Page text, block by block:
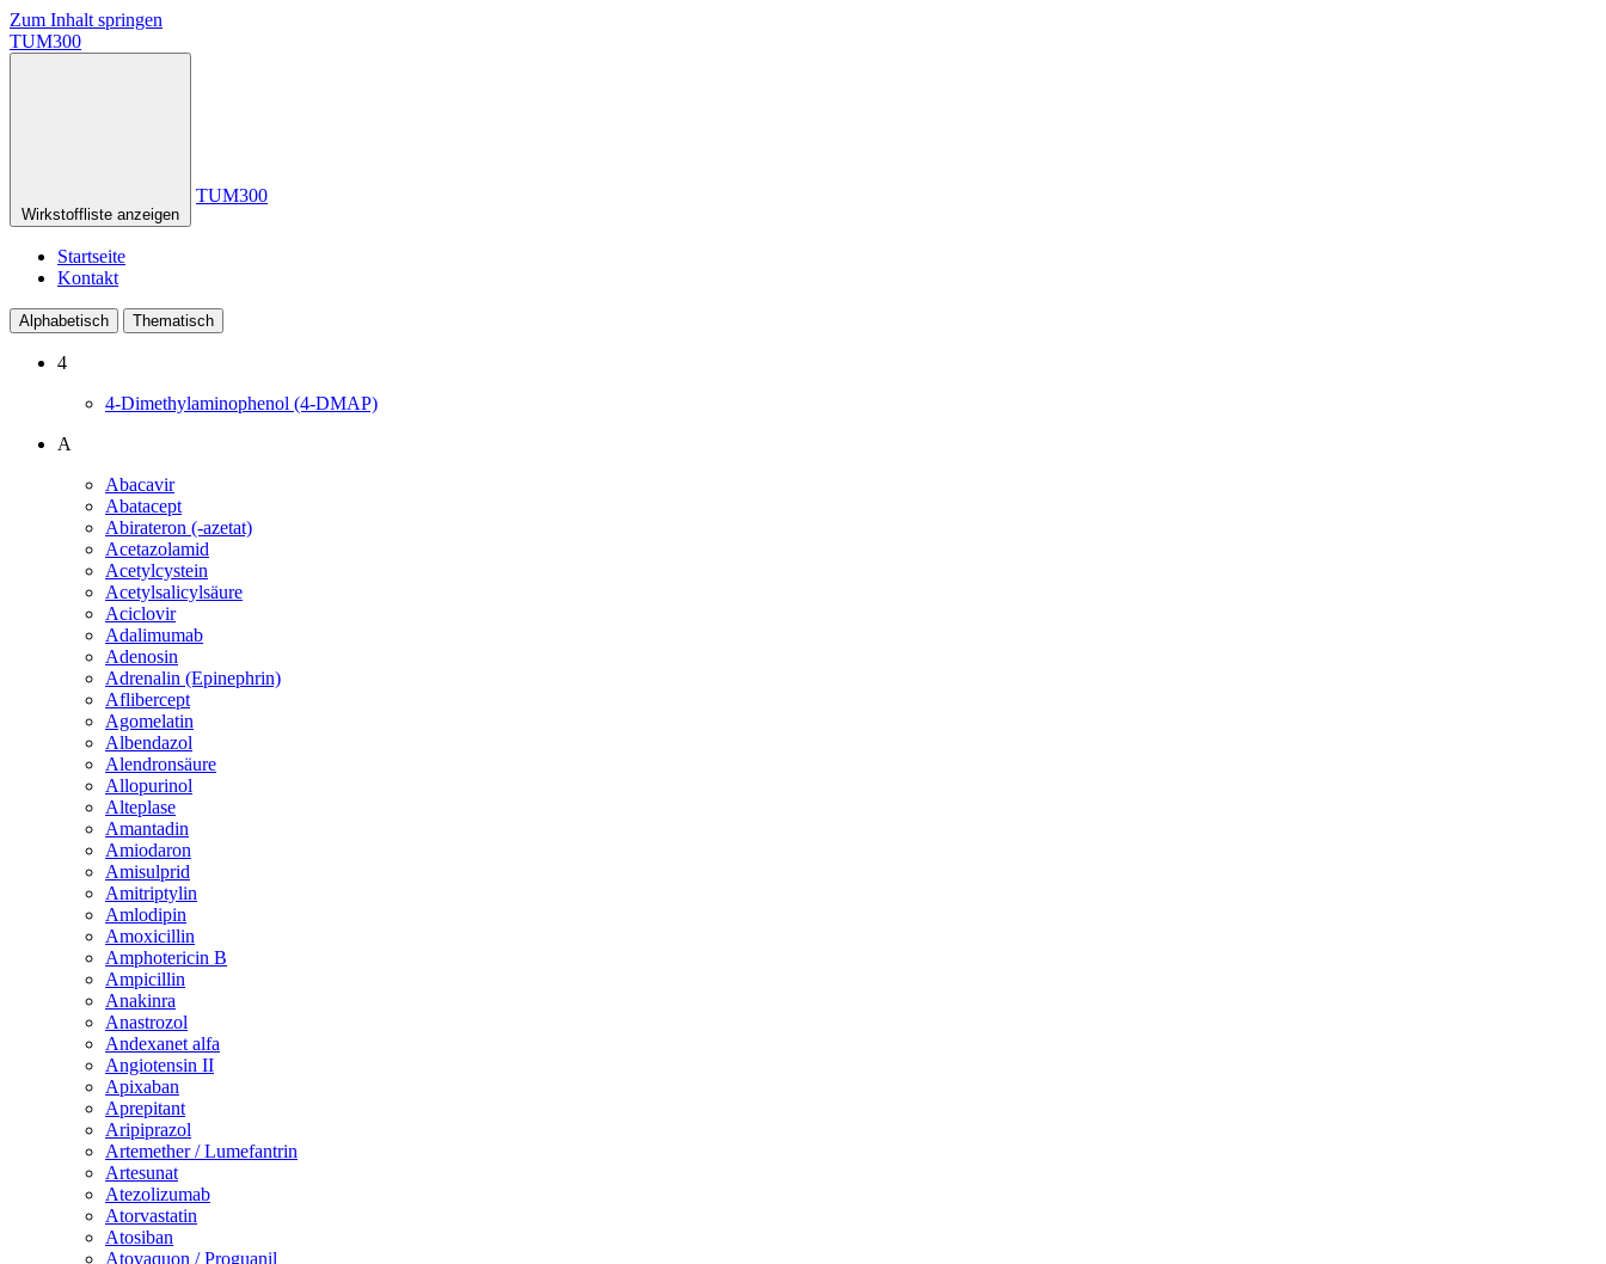
Zum Inhalt springen
TUM300
Wirkstoffliste anzeigen
TUM300
Startseite
Kontakt
Alphabetisch Thematisch
4
4-Dimethylaminophenol (4-DMAP)
A
Abacavir
Abatacept
Abirateron (-azetat)
Acetazolamid
Acetylcystein
Acetylsalicylsäure
Aciclovir
Adalimumab
Adenosin
Adrenalin (Epinephrin)
Aflibercept
Agomelatin
Albendazol
Alendronsäure
Allopurinol
Alteplase
Amantadin
Amiodaron
Amisulprid
Amitriptylin
Amlodipin
Amoxicillin
Amphotericin B
Ampicillin
Anakinra
Anastrozol
Andexanet alfa
Angiotensin II
Apixaban
Aprepitant
Aripiprazol
Artemether / Lumefantrin
Artesunat
Atezolizumab
Atorvastatin
Atosiban
Atovaquon / Proguanil